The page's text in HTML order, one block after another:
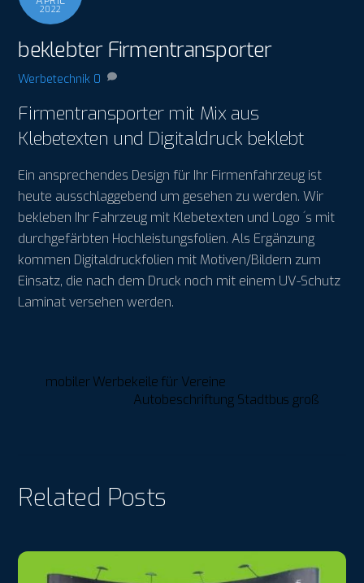
2022
beklebter Firmentransporter
Werbetechnik 0
Firmentransporter mit Mix aus
Klebetexten und Digitaldruck beklebt
Ein ansprechendes Design für Ihr Firmenfahrzeug ist
heute ausschlaggebend um gesehen zu werden. Wir
bekleben Ihr Fahrzeug mit Klebetexten und Logo ´s mit
durchgefärbten Hochleistungsfolien. Als Ergänzung
kommen Digitaldruckfolien mit Motiven/Bildern zum
Einsatz, die nach dem Druck noch mit einem UV-Schutz
Laminat versehen werden.
mobiler Werbekeile für Vereine
Autobeschriftung Stadtbus groß
Related Posts